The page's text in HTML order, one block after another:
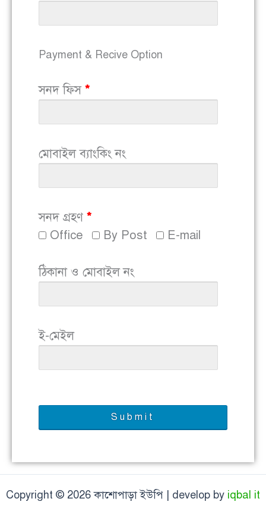
Payment & Recive Option
সনদ ফিস *
মোবাইল ব্যাংকিং নং
সনদ গ্রহণ *
Office
By Post E-mail
ঠিকানা ও মোবাইল নং
ই-মেইল
Copyright © 2026 কাশোপাড়া ইউপি | develop by iqbal it